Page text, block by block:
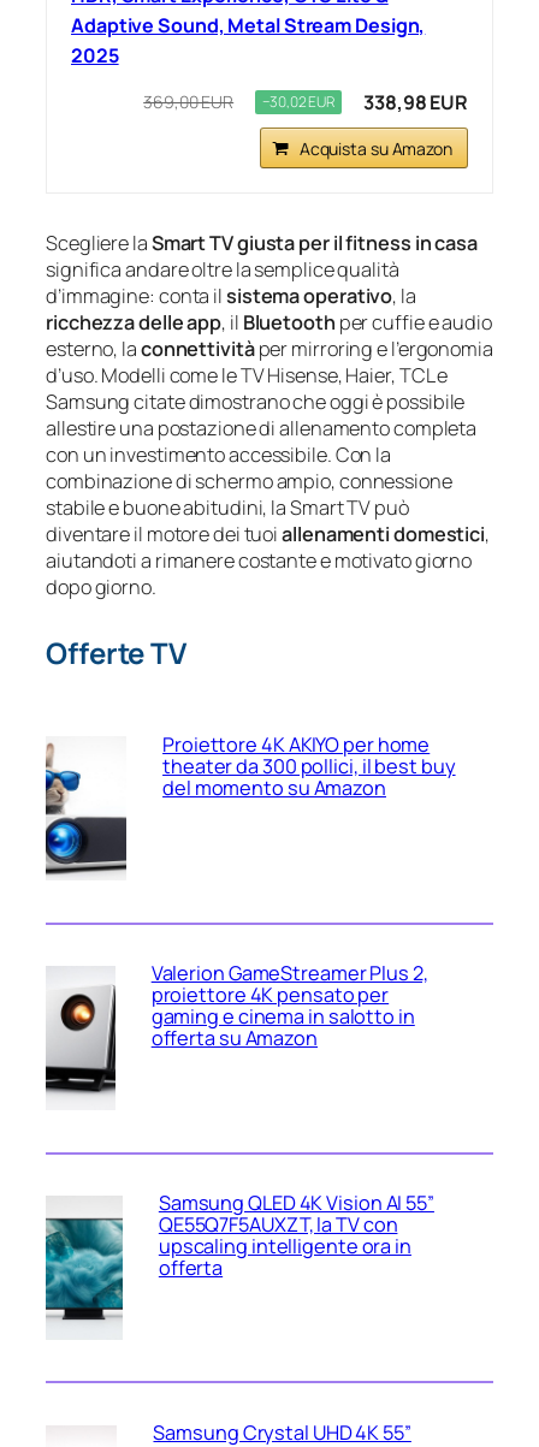
Adaptive Sound, Metal Stream Design,
2025
369,00 EUR −30,02 EUR 338,98 EUR
Acquista su Amazon
Scegliere laSmart TV giusta per il fitness in casa
significa andare oltre la semplice qualità
d’immagine: conta ilsistema operativo, la
ricchezza delle app, il Bluetooth per cuffie e audio
esterno, laconnettivitàper mirroring e l’ergonomia
d’uso. Modelli come le TV Hisense, Haier, TCL e
Samsung citate dimostrano che oggi è possibile
allestire una postazione di allenamento completa
con un investimento accessibile. Con la
combinazione di schermo ampio, connessione
stabile e buone abitudini, la Smart TV può
diventare il motore dei tuoiallenamenti domestici,
aiutandoti a rimanere costante e motivato giorno
dopo giorno.
Offerte TV
Proiettore 4K AKIYO per home
theater da 300 pollici, il best buy
del momento su Amazon
Valerion GameStreamer Plus 2,
proiettore 4K pensato per
gaming e cinema in salotto in
offerta su Amazon
Samsung QLED 4K Vision AI 55”
QE55Q7F5AUXZT, la TV con
upscaling intelligente ora in
offerta
Samsung Crystal UHD 4K 55”